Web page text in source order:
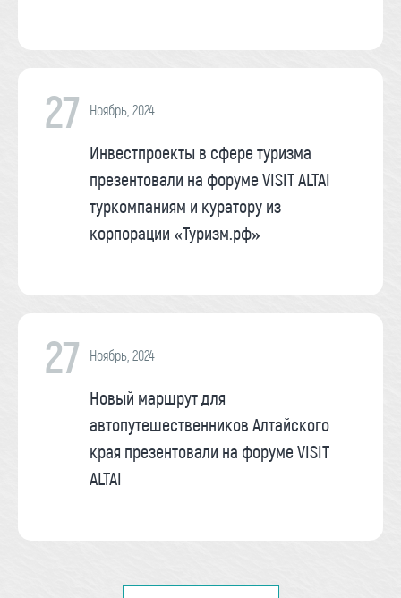
27 Ноябрь, 2024
Инвестпроекты в сфере туризма
презентовали на форуме VISIT ALTAI
туркомпаниям и куратору из
корпорации «Туризм.рф»
27 Ноябрь, 2024
Новый маршрут для
автопутешественников Алтайского
края презентовали на форуме VISIT
ALTAI